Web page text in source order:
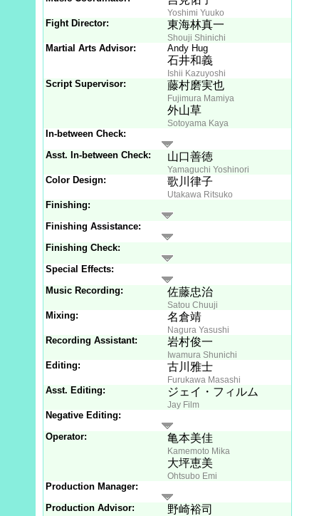
Yoshimi Yuuko
Fight Director: 東海林真一
Shouji Shinichi
Martial Arts Advisor: Andy Hug
石井和義
Ishii Kazuyoshi
Script Supervisor: 藤村磨実也
Fujimura Mamiya
外山草
Sotoyama Kaya
In-between Check:
Asst. In-between Check:
山口善徳
Yamaguchi Yoshinori
Color Design: 歌川律子
Utakawa Ritsuko
Finishing:
Finishing Assistance:
Finishing Check:
Special Effects:
Music Recording:
佐藤忠治
Satou Chuuji
Mixing: 名倉靖
Nagura Yasushi
Recording Assistant: 岩村俊一
Iwamura Shunichi
Editing: 古川雅士
Furukawa Masashi
Asst. Editing: ジェイ・フィルム
Jay Film
Negative Editing:
Operator:
亀本美佳
Kamemoto Mika
大坪恵美
Ohtsubo Emi
Production Manager:
Production Advisor:
野崎裕司